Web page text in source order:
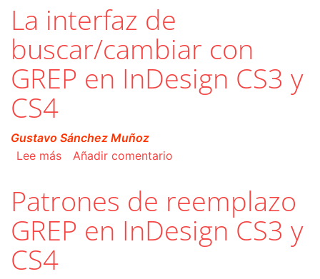
La interfaz de
buscar/cambiar con
GREP en InDesign CS3 y
CS4
Gustavo Sánchez Muñoz
Lee mássobre La interfaz de buscar/cambiar con GREP
Añadir comentario
Patrones de reemplazo
GREP en InDesign CS3 y
CS4